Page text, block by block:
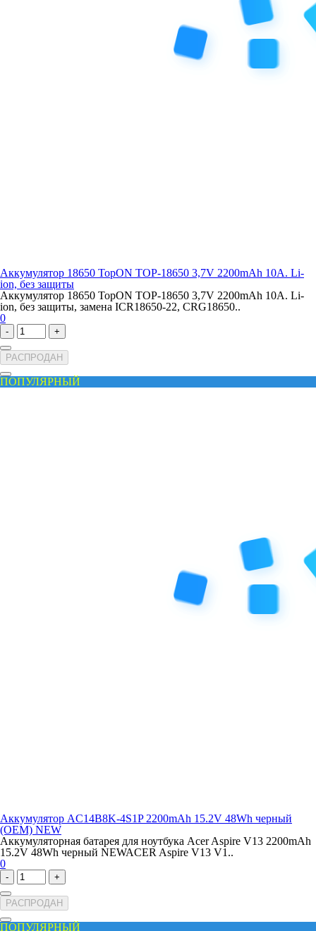
Аккумулятор 18650 TopON TOP-18650 3,7V 2200mAh 10A. Li-
ion, без защиты
Аккумулятор 18650 TopON TOP-18650 3,7V 2200mAh 10A. Li-
ion, без защиты, замена ICR18650-22, CRG18650..
0
- +
РАСПРОДАН
ПОПУЛЯРНЫЙ
Аккумулятор AC14B8K-4S1P 2200mAh 15.2V 48Wh черный
(OEM) NEW
Аккумуляторная батарея для ноутбука Acer Aspire V13 2200mAh
15.2V 48Wh черный NEWACER Aspire V13 V1..
0
- +
РАСПРОДАН
ПОПУЛЯРНЫЙ